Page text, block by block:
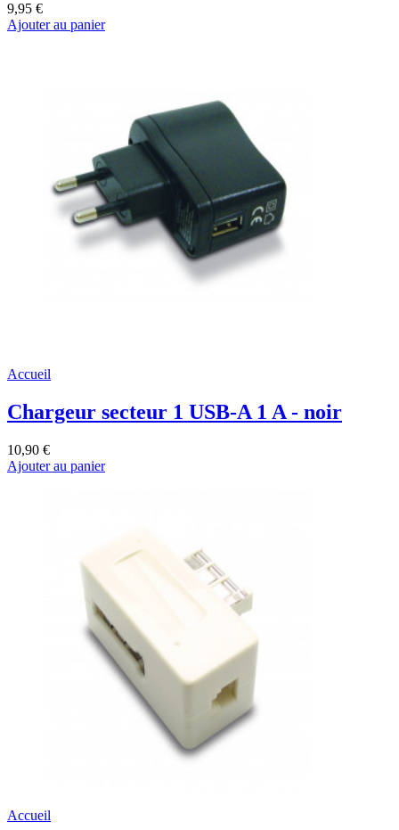
9,95 €
Ajouter au panier
Accueil
Chargeur secteur 1 USB-A 1 A - noir
10,90 €
Ajouter au panier
Accueil